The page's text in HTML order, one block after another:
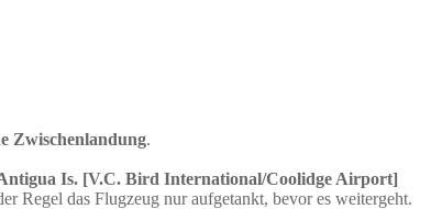
Zwischenlandung.
Is. [V.C. Bird International/Coolidge Airport]
Regel das Flugzeug nur aufgetankt, bevor es weitergeht.